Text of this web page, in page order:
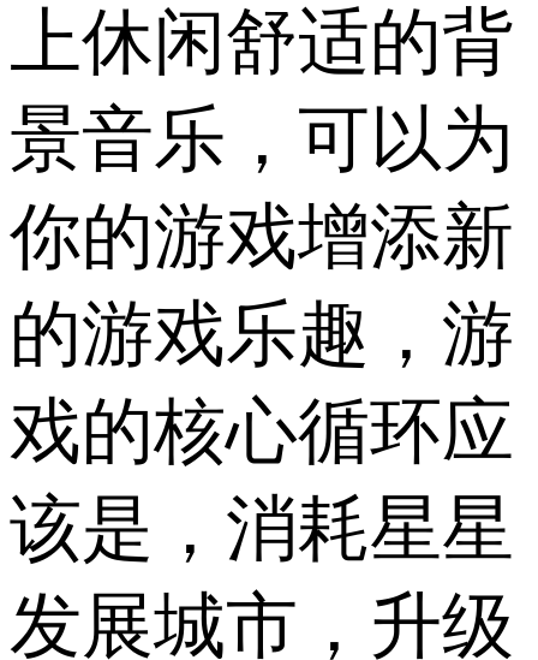
上休闲舒适的背
景音乐，可以为
你的游戏增添新
的游戏乐趣，游
戏的核心循环应
该是，消耗星星
发展城市，升级